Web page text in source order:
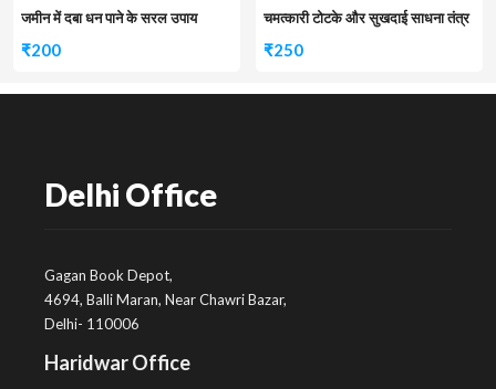
जमीन में दबा धन पाने के सरल उपाय
₹200
चमत्कारी टोटके और सुखदाई साधना तंत्र
₹250
Delhi Office
Gagan Book Depot,
4694, Balli Maran, Near Chawri Bazar,
Delhi- 110006
Haridwar Office